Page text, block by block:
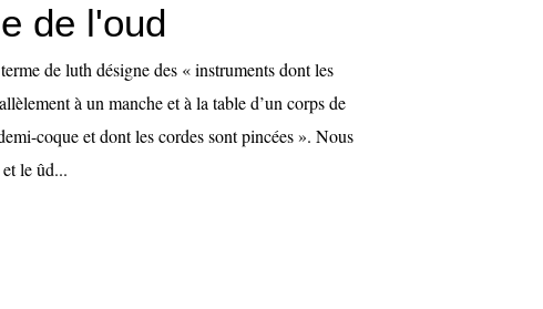
de l'oud
de luth désigne des « instruments dont les
à un manche et à la table d’un corps de
coque et dont les cordes sont pincées ». Nous
le ûd...